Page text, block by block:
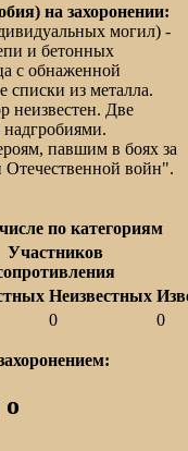
на захоронении:
могил) -
и бетонных
с обнаженной
списки из металла.
неизвестен. Две
павшим в боях за
войн".
по категориям
Участников
Неизвестных
0 0